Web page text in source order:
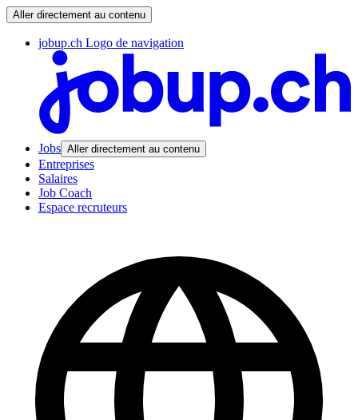
Aller directement au contenu
jobup.ch Logo de navigation
Jobs Aller directement au contenu
Entreprises
Salaires
Job Coach
Espace recruteurs